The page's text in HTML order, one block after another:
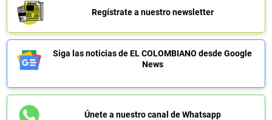
Regístrate a nuestro newsletter
Siga las noticias de EL COLOMBIANO desde Google
News
Únete a nuestro canal de Whatsapp